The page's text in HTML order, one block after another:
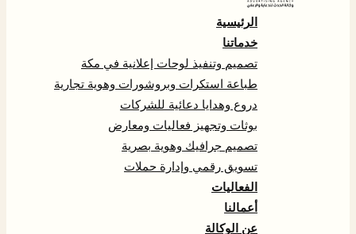
الرئيسية
خدماتنا
تصميم وتنفيذ لوحات إعلانية في مكة
طباعة استكرات وبروشورات وهوية تجارية
دروع وهدايا دعائية للشركات
بوثات وتجهيز فعاليات ومعارض
تصميم جرافيك وهوية بصرية
تسويق رقمي وإدارة حملات
الفعاليات
أعمالنا
عن الوكالة